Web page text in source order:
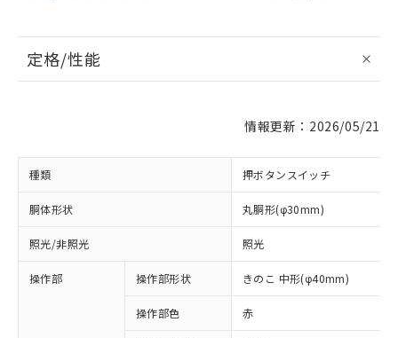
定格/性能
情報更新：2026/05/21
種類 押ボタンスイッチ
胴体形状 丸胴形(φ30mm)
照光/非照光 照光
操作部 操作部形状 きのこ 中形(φ40mm)
操作部色 赤